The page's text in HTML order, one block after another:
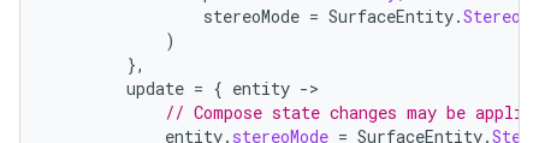
stereoMode = SurfaceEntity.
)
},
update = { entity -
// Compose state changes may be
entity. stereoMode = SurfaceEntity.